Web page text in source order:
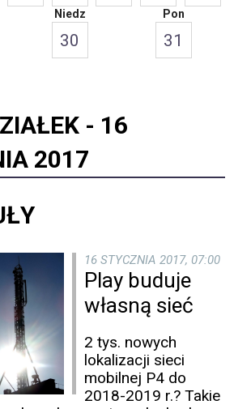
Niedz
30
Pon
31
- 16
2017
16 STYCZNIA 2017, 07:00
Play buduje
własną sieć
2 tys. nowych
lokalizacji sieci
mobilnej P4 do
2018-2019 r.? Takie